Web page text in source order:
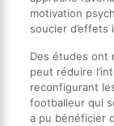
motivation
soucier d’effets
Des études ont
peut réduire
reconfigurant
footballeur qui
a pu bénéficier